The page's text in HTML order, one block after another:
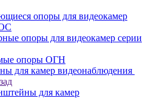
опоры для видеокамер
опоры для видеокамер серии
опоры ОГН
для камер видеонаблюдения
для камер